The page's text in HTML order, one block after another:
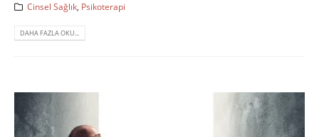
Cinsel Sağlık, Psikoterapi
DAHA FAZLA OKU...